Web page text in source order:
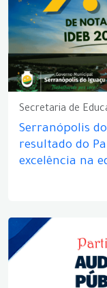
Secretaria de
Serranópolis
resultado do
excelência na